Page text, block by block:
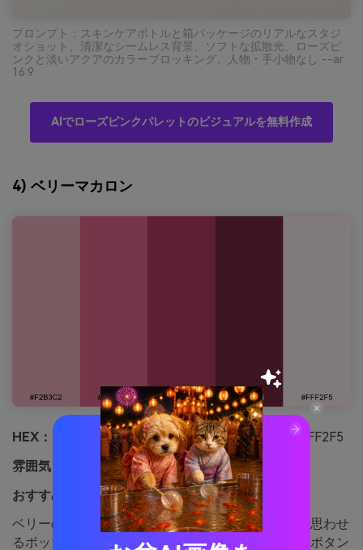
プロンプト：スキンケアボトルと箱パッケージのリアルなスタジ
オショット、清潔なシームレス背景、ソフトな拡散光、ローズピ
ンクと淡いアクアのカラーブロッキング、人物・手小物なし --ar
16:9
AIでローズピンクパレットのビジュアルを無料作成
4) ベリーマカロン
HEX：
#F2B3C2 #E86C91 #B93E66 #7A2744 #FFF2F5
雰囲気：
ポップ、スイート
おすすめ用途：ベーカリーメニューやSNS投稿に
ベリーのフィリング、粉砂糖、ツヤのあるジャムを思わせ
るポップでスイートな配色。濃厚なラズベリー色はボタン